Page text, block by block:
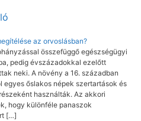
az orvoslásban?
összefüggő egészségügyi
pedig évszázadokkal ezelőtt
neki. A növény a 16. században
egyes őslakos népek szertartások és
használták. Az akkori
hogy különféle panaszok
[…]